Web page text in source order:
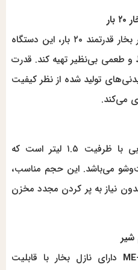
با توان مصرفی ۱۱۰۰ وات و فشار بخار قدرتمند ۲۰ بار، این دستگاه
و طعمی بی‌نظیر تهیه کند. قدرت
تولید شده از نظر کیفیت
می‌کند.
این دستگاه مجهز به مخزن آبی با ظرفیت ۱.۵ لیتر است که
می‌باشد. این حجم مناسب،
نیاز به پر کردن مجدد مخزن
شیر
دارای نازل بخار با قابلیت